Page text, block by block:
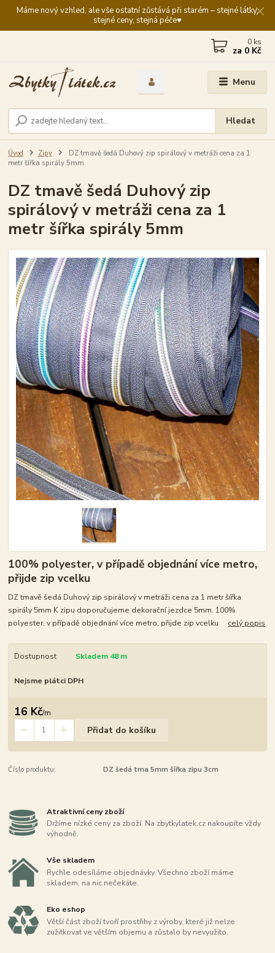
Máme nový vzhled, ale vše ostatní zůstává při starém – stejné látky,
stejné ceny, stejná péče♥️
Menu
Hledat
0 ks
za 0 Kč
Úvod Zipy
DZ tmavě šedá Duhový zip spirálový v metráži cena za 1
metr šířka spirály 5mm
DZ tmavě šedá Duhový zip
spirálový v metráži cena za 1
metr šířka spirály 5mm
100% polyester, v případě objednání více metro,
přijde zip vcelku
DZ tmavě šedá Duhový zip spirálový v metráži cena za 1 metr šířka
spirály 5mm K zipu doporučujeme dekorační jezdce 5mm. 100%
polyester, v případě objednání více metro, přijde zip vcelku celý popis
Dostupnost Skladem 48 m
Nejsme plátci DPH
16 Kč/m
Přidat do košíku
Číslo produktu: DZ šedá tma 5mm šířka zipu 3cm
Atraktivní ceny zboží
Držíme nízké ceny za zboží. Na zbytkylatek.cz nakoupíte vždy
výhodně.
Vše skladem
Rychle odesíláme objednávky. Všechno zboží máme
skladem, na nic nečekáte.
Eko eshop
Větší část zboží tvoří prostřihy z výroby, které již nelze
zužitkovat ve větším objemu a zůstalo by nevyužito.